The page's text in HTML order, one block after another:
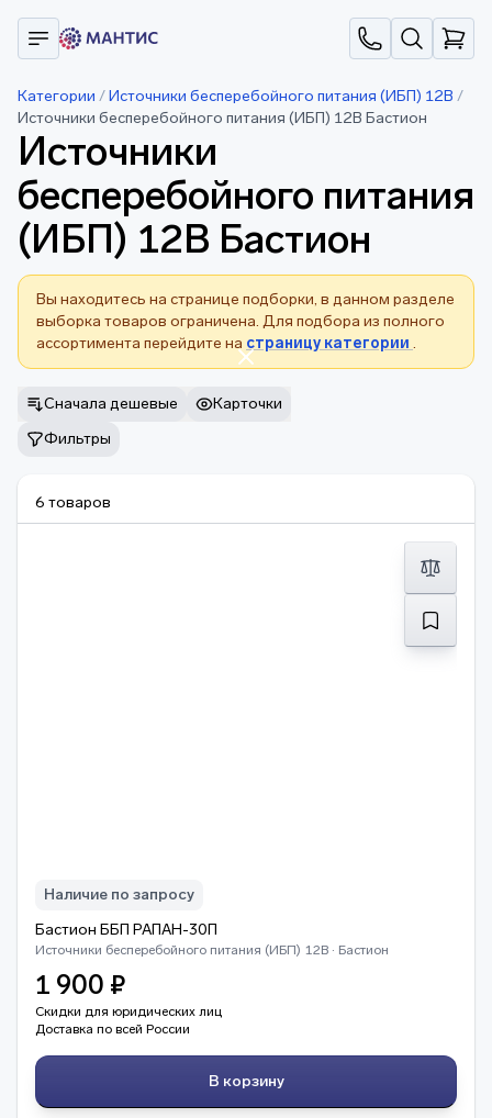
Категории /Источники бесперебойного питания (ИБП) 12В /
Источники бесперебойного питания (ИБП) 12В Бастион
Источники
бесперебойного питания
(ИБП) 12В Бастион
Вы находитесь на странице подборки, в данном разделе
выборка товаров ограничена. Для подбора из полного
ассортимента перейдите на страницу категории .
Сначала дешевые
Карточки
Фильтры
6 товаров
Наличие по запросу
Бастион ББП РАПАН-30П
Источники бесперебойного питания (ИБП) 12В · Бастион
1 900 ₽
Скидки для юридических лиц
Доставка по всей России
В корзину